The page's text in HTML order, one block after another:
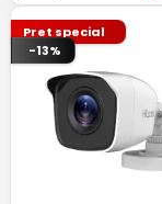
Pret special
-13%